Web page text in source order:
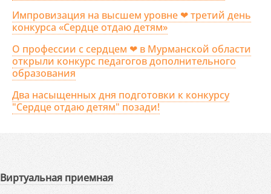
Импровизация на высшем уровне ❤ третий день
конкурса «Сердце отдаю детям»
О профессии с сердцем ❤ в Мурманской области
открыли конкурс педагогов дополнительного
образования
Два насыщенных дня подготовки к конкурсу
"Сердце отдаю детям" позади!
Виртуальная приемная